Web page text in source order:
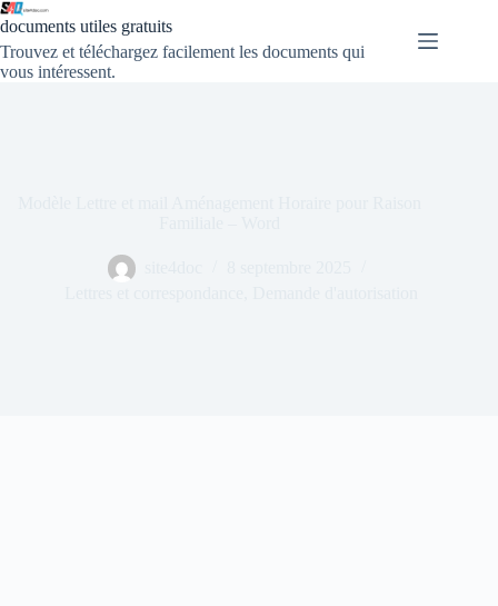
documents utiles gratuits
Trouvez et téléchargez facilement les documents qui
vous intéressent.